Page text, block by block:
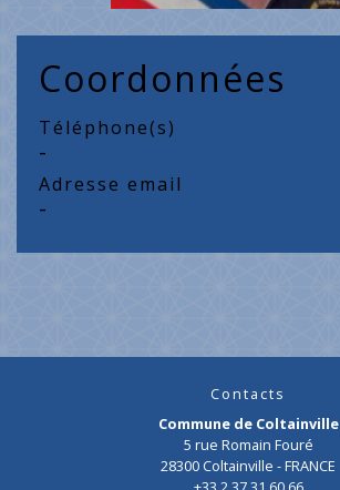
Coordonnées
Téléphone(s)
-
Adresse email
-
Contacts
Commune de Coltainville
5 rue Romain Fouré
28300 Coltainville - FRANCE